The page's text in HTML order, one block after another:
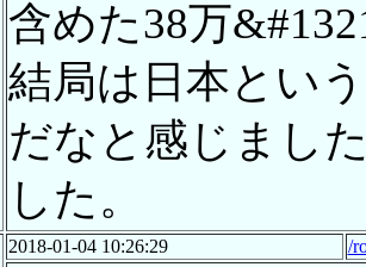
含めた38万
結局は日本とい
だなと感じまし
した。
2018-01-04 10:26:29 /